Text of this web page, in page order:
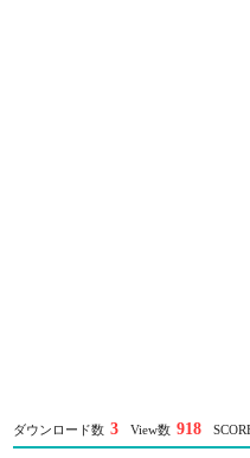
ダウンロード数 3 View数 918